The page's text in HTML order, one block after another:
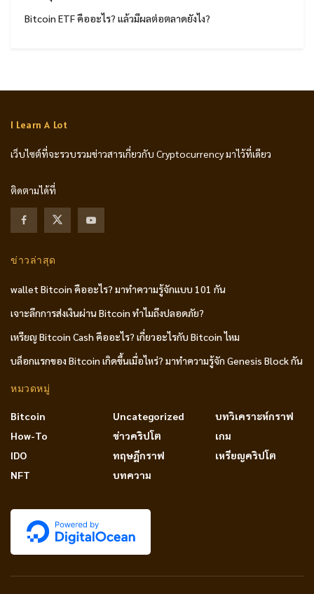
Bitcoin ETF คืออะไร? แล้วมีผลต่อตลาดยังไง?
I Learn A Lot
เว็บไซต์ที่จะรวบรวมข่าวสารเกี่ยวกับ Cryptocurrency มาไว้ที่เดียว
ติดตามได้ที่
ข่าวล่าสุด
wallet Bitcoin คืออะไร? มาทำความรู้จักแบบ 101 กัน
เจาะลึกการส่งเงินผ่าน Bitcoin ทำไมถึงปลอดภัย?
เหรียญ Bitcoin Cash คืออะไร? เกี่ยวอะไรกับ Bitcoin ไหม
บล็อกแรกของ Bitcoin เกิดขึ้นเมื่อไหร่? มาทำความรู้จัก Genesis Block กัน
หมวดหมู่
Bitcoin
How-To
IDO
NFT
Uncategorized
ข่าวคริปโต
ทฤษฎีกราฟ
บทความ
บทวิเคราะห์กราฟ
เกม
เหรียญคริปโต